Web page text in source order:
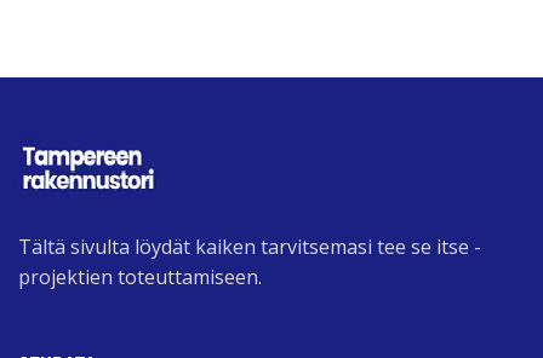
Tältä sivulta löydät kaiken tarvitsemasi tee se itse -
projektien toteuttamiseen.